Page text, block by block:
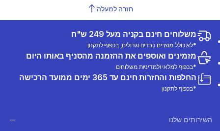
חזרה למעלה
משלוחים חינם בקניה מעל 249 ש"ח
*לא כולל מוצרים כבדים וגדולים, בכפוף לתקנון
מזמינים ואוספים את ההזמנה מהסניף באותו היום
*בכפוף למלאי ולמדיניות משלוחים
החלפות והחזרות חינם עד 365 ימים ממועד הרכישה
*בכפוף לתקנון
השירותים שלנו